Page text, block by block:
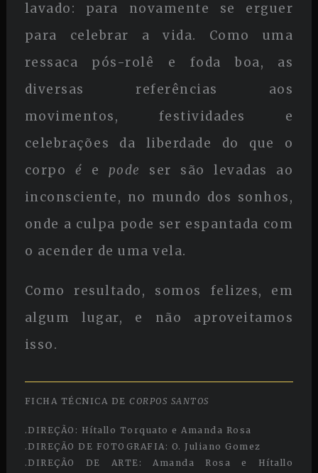
lavado: para novamente se erguer
para celebrar a vida. Como uma
ressaca pós-rolê e foda boa, as
diversas referências aos
movimentos, festividades e
celebrações da liberdade do que o
corpo é e pode ser são levadas ao
inconsciente, no mundo dos sonhos,
onde a culpa pode ser espantada com
o acender de uma vela.
Como resultado, somos felizes, em
algum lugar, e não aproveitamos
isso.
FICHA TÉCNICA DECORPOS SANTOS
.DIREÇÃO: Hítallo Torquato e Amanda Rosa
.DIREÇÃO DE FOTOGRAFIA: O. Juliano Gomez
.DIREÇÃO DE ARTE: Amanda Rosa e Hítallo